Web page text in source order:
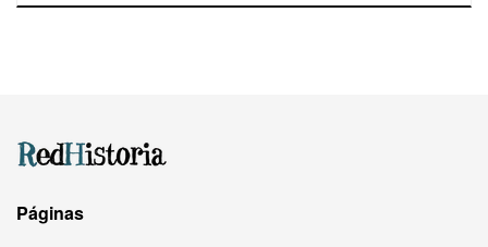
Páginas